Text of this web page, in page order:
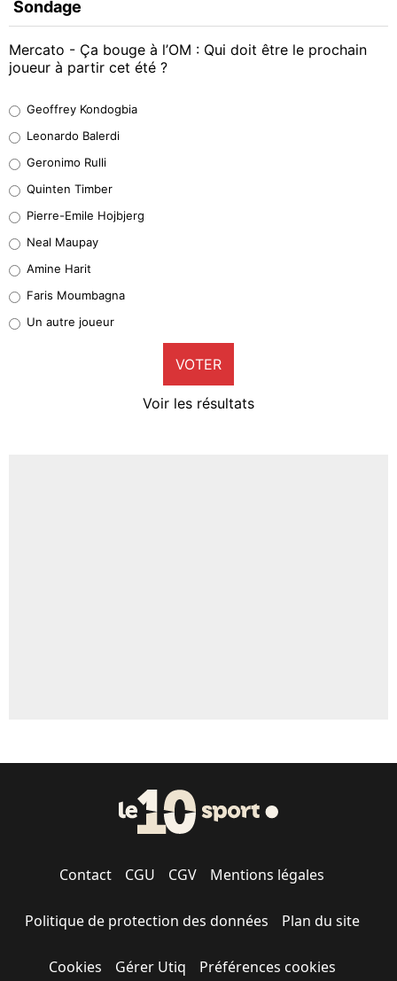
Sondage
Mercato - Ça bouge à l’OM : Qui doit être le prochain
joueur à partir cet été ?
38%
32%
5%
1%
9%
Geoffrey Kondogbia
Leonardo Balerdi
Geronimo Rulli
Quinten Timber
Pierre-Emile Hojbjerg
Neal Maupay
Amine Harit
Faris Moumbagna
Un autre joueur
VOTER
Voir les résultats
Contact CGU CGV Mentions légales
Politique de protection des données Plan du site
Cookies Gérer Utiq Préférences cookies